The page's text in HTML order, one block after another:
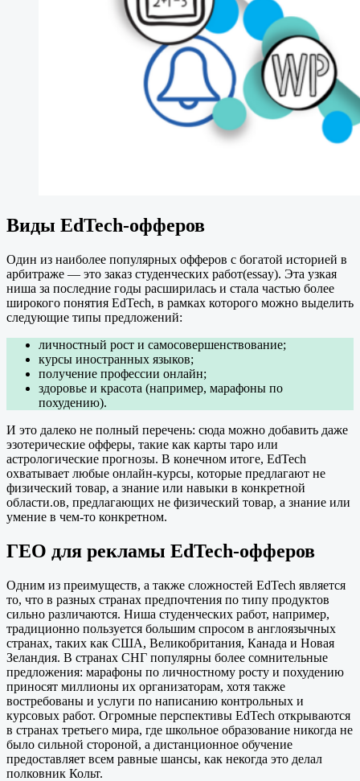
Виды EdTech-офферов
Один из наиболее популярных офферов с богатой историей в
арбитраже — это заказ студенческих работ(essay). Эта узкая
ниша за последние годы расширилась и стала частью более
широкого понятия EdTech, в рамках которого можно выделить
следующие типы предложений:
личностный рост и самосовершенствование;
курсы иностранных языков;
получение профессии онлайн;
здоровье и красота (например, марафоны по
похудению).
И это далеко не полный перечень: сюда можно добавить даже
эзотерические офферы, такие как карты таро или
астрологические прогнозы. В конечном итоге, EdTech
охватывает любые онлайн-курсы, которые предлагают не
физический товар, а знание или навыки в конкретной
области.ов, предлагающих не физический товар, а знание или
умение в чем-то конкретном.
ГЕО для рекламы EdTech-офферов
Одним из преимуществ, а также сложностей EdTech является
то, что в разных странах предпочтения по типу продуктов
сильно различаются. Ниша студенческих работ, например,
традиционно пользуется большим спросом в англоязычных
странах, таких как США, Великобритания, Канада и Новая
Зеландия. В странах СНГ популярны более сомнительные
предложения: марафоны по личностному росту и похудению
приносят миллионы их организаторам, хотя также
востребованы и услуги по написанию контрольных и
курсовых работ. Огромные перспективы EdTech открываются
в странах третьего мира, где школьное образование никогда не
было сильной стороной, а дистанционное обучение
предоставляет всем равные шансы, как некогда это делал
полковник Кольт.